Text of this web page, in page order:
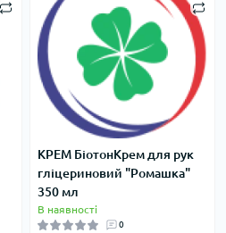
КРЕМ БіотонКрем для рук
гліцериновий "Ромашка"
350 мл
В наявності
0